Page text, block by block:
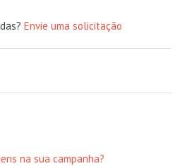
Envie uma solicitação
na sua campanha?